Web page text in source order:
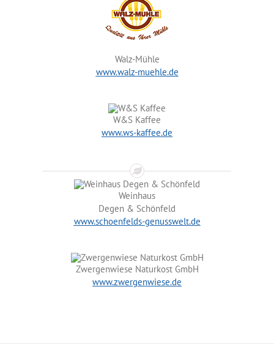
Walz-Mühle
www.walz-muehle.de
W&S Kaffee
www.ws-kaffee.de
Weinhaus
Degen & Schönfeld
www.schoenfelds-genusswelt.de
Zwergenwiese Naturkost GmbH
www.zwergenwiese.de